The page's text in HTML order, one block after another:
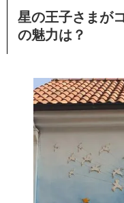
星の王子さまが
の魅力は？